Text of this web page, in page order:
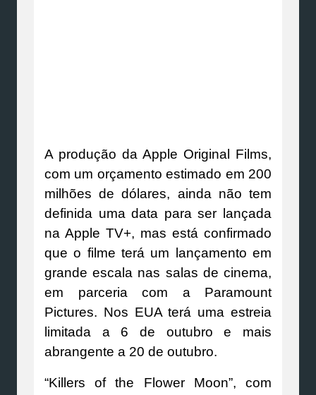
A produção da Apple Original Films,
com um orçamento estimado em 200
milhões de dólares, ainda não tem
definida uma data para ser lançada
na Apple TV+, mas está confirmado
que o filme terá um lançamento em
grande escala nas salas de cinema,
em parceria com a Paramount
Pictures. Nos EUA terá uma estreia
limitada a 6 de outubro e mais
abrangente a 20 de outubro.
“Killers of the Flower Moon”, com